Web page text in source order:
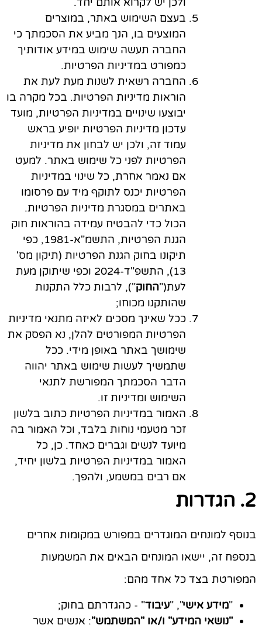
ולכן יש לקרוא אותם יחד.
בעצם השימוש באתר, במוצרים
המוצעים בו, הנך מביע את הסכמתך כי
החברה תעשה שימוש במידע אודותיך
כמפורט במדיניות הפרטיות.
החברה רשאית לשנות מעת לעת את
הוראות מדיניות הפרטיות. בכל מקרה בו
יבוצעו שינויים במדיניות הפרטיות, מועד
עדכון מדיניות הפרטיות יופיע בראש
עמוד זה, ולכן יש לבחון את מדיניות
הפרטיות לפני כל שימוש באתר. למעט
אם נאמר אחרת, כל שינוי במדיניות
הפרטיות יכנס לתוקף מיד עם פרסומו
באתרים במסגרת מדיניות הפרטיות.
הכול כדי להבטיח עמידה בהוראות חוק
הגנת הפרטיות, התשמ"א-1981, כפי
תיקונו בחוק הגנת הפרטיות (תיקון מס'
13), התשפ"ד-2024 וכפי שיתוקן מעת
לעת("החוק"), לרבות כלל התקנות
שהותקנו מכוחו;
ככל שאינך מסכים לאיזה מתנאי מדיניות
הפרטיות המפורטים להלן, נא הפסק את
שימושך באתר באופן מידי. ככל
שתמשיך לעשות שימוש באתר יהווה
הדבר הסכמתך המפורשת לתנאי
השימוש ומדיניות זו.
האמור במדיניות הפרטיות כתוב בלשון
זכר מטעמי נוחות בלבד, וכל האמור בה
מיועד לנשים וגברים כאחד. כן, כל
האמור במדיניות הפרטיות בלשון יחיד,
אם רבים במשמע, ולהפך.
2. הגדרות
בנוסף למונחים המוגדרים במפורש במקומות אחרים
בנספח זה, יישאו המונחים הבאים את המשמעות
המפורטת בצד כל אחד מהם:
"מידע אישי", "עיבוד" - כהגדרתם בחוק;
"נושאי המידע" ו/או "המשתמש": אנשים אשר